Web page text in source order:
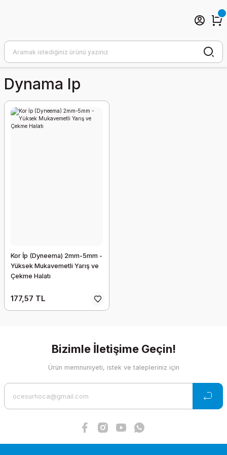
Dynama Ip
Kor İp (Dyneema) 2mm-5mm -
Yüksek Mukavemetli Yarış ve
Çekme Halatı
177,57 TL
Bizimle İletişime Geçin!
Ürün memnuniyeti, istek ve talepleriniz için